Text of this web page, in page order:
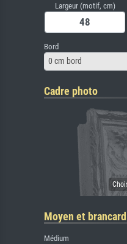
Largeur (motif, cm)
Bord
0 cm bord
Cadre photo
Moyen et brancard
Médium